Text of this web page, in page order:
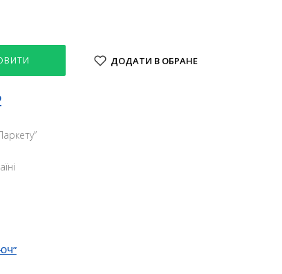
ДОДАТИ В ОБРАНЕ